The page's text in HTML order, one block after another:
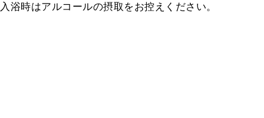
入浴時はアルコールの摂取をお控えください。